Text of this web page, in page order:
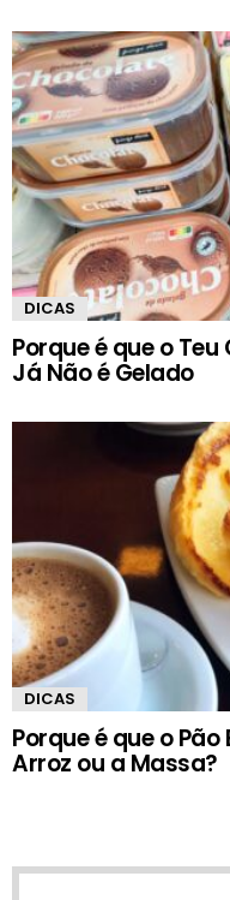
DICAS
Porque é que o
Já Não é Gelado
DICAS
Porque é que o
Arroz ou a Massa?